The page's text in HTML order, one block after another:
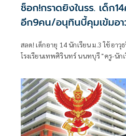
ช็อก!กราดยิงในรร. เด็ก
อีก9คน/อนุทินบี้คุมเข้มอ
สลด! เด็กอายุ 14 นักเรียน ม.3 ใช้อาวุ
โรงเรียนเทพศิรินทร์ นนทบุรี "ครู-นักเรียน" เสียชีวิต 6 ราย และ